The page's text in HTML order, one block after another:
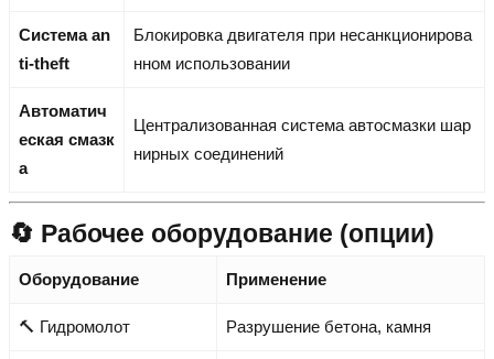
Система an
ti-theft
Блокировка двигателя при несанкционирова
нном использовании
Автоматич
еская смазк
а
Централизованная система автосмазки шар
нирных соединений
🔄 Рабочее оборудование (опции)
Оборудование Применение
🔨 Гидромолот Разрушение бетона, камня